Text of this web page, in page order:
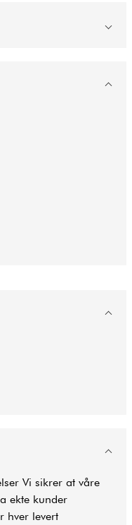
Vi sikrer at våre
ekte kunder
hver levert